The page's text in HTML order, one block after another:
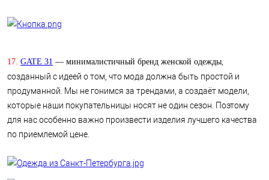
17. GATE 31 — минималистичный бренд женской одежды
созданный с идеей о том, что мода должна быть простой и
продуманной. Мы не гонимся за трендами, а создаёт модели,
которые наши покупательницы носят не один сезон. Поэтому
для нас особенно важно произвести изделия лучшего качества
по приемлемой цене.